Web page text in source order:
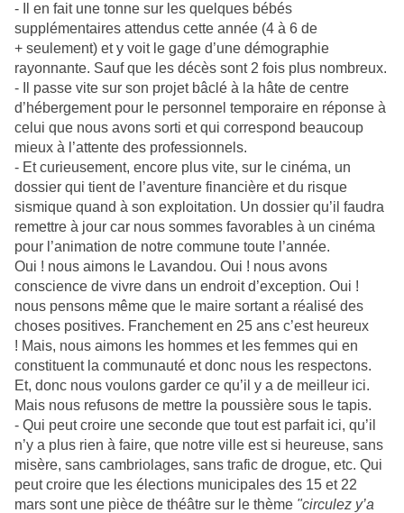
- Il en fait une tonne sur les quelques bébés
supplémentaires attendus cette année (4 à 6 de
+ seulement) et y voit le gage d’une démographie
rayonnante. Sauf que les décès sont 2 fois plus nombreux.
- Il passe vite sur son projet bâclé à la hâte de centre
d’hébergement pour le personnel temporaire en réponse à
celui que nous avons sorti et qui correspond beaucoup
mieux à l’attente des professionnels.
- Et curieusement, encore plus vite, sur le cinéma, un
dossier qui tient de l’aventure financière et du risque
sismique quand à son exploitation. Un dossier qu’il faudra
remettre à jour car nous sommes favorables à un cinéma
pour l’animation de notre commune toute l’année.
Oui ! nous aimons le Lavandou. Oui ! nous avons
conscience de vivre dans un endroit d’exception. Oui !
nous pensons même que le maire sortant a réalisé des
choses positives. Franchement en 25 ans c’est heureux
! Mais, nous aimons les hommes et les femmes qui en
constituent la communauté et donc nous les respectons.
Et, donc nous voulons garder ce qu’il y a de meilleur ici.
Mais nous refusons de mettre la poussière sous le tapis.
- Qui peut croire une seconde que tout est parfait ici, qu’il
n’y a plus rien à faire, que notre ville est si heureuse, sans
misère, sans cambriolages, sans trafic de drogue, etc. Qui
peut croire que les élections municipales des 15 et 22
mars sont une pièce de théâtre sur le thème "circulez y’a